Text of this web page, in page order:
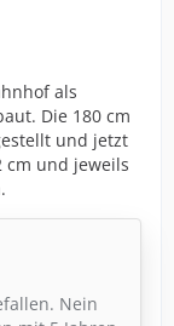
als
Die 180 cm
und jetzt
cm und jeweils
Nein